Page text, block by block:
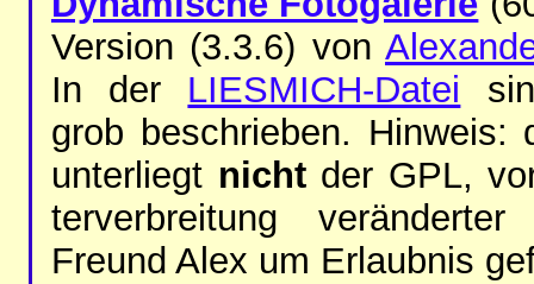
Ver­sion (3.3.6) von
In der LIES­MICH-Da­tei
grob be­schrie­ben. Hin­weis:
un­ter­liegt nichtder GPL,
ter­ver­brei­tung
Freund Alex um Er­laub­nis